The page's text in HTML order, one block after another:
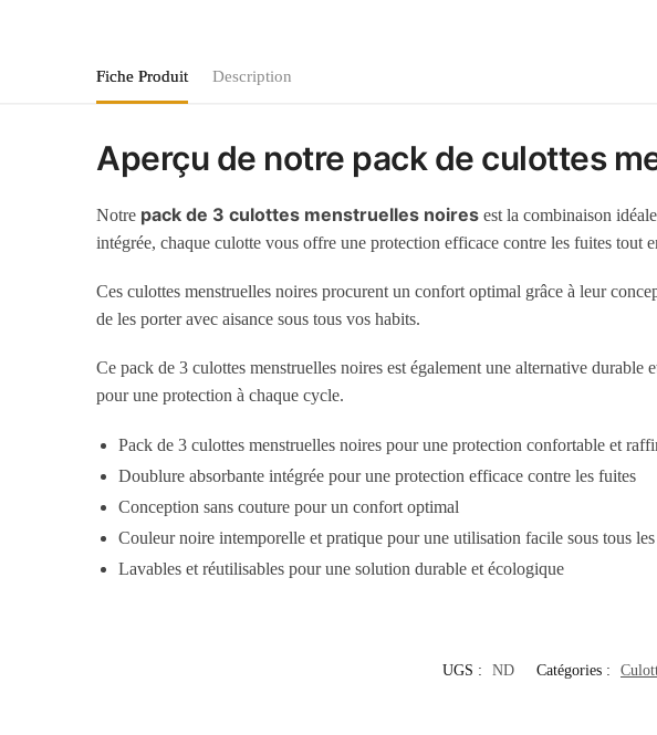
Fiche Produit Description
Aperçu de notre pack de culottes
Notre pack de 3 culottes menstruelles noires est la combinaison
intégrée, chaque culotte vous offre une protection efficace contre les fuites tout
Ces culottes menstruelles noires procurent un confort optimal grâce à leur
de les porter avec aisance sous tous vos habits.
Ce pack de 3 culottes menstruelles noires est également une alternative
pour une protection à chaque cycle.
Pack de 3 culottes menstruelles noires pour une protection confortable et
Doublure absorbante intégrée pour une protection efficace contre les fuites
Conception sans couture pour un confort optimal
Couleur noire intemporelle et pratique pour une utilisation facile sous tous les
Lavables et réutilisables pour une solution durable et écologique
UGS : ND Catégories :